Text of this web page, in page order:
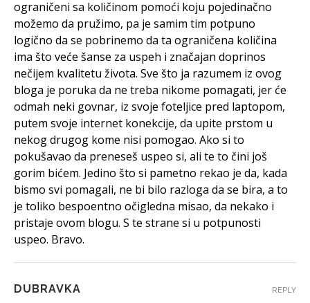
ograničeni sa količinom pomoći koju pojedinačno
možemo da pružimo, pa je samim tim potpuno
logično da se pobrinemo da ta ograničena količina
ima što veće šanse za uspeh i značajan doprinos
nečijem kvalitetu života. Sve što ja razumem iz ovog
bloga je poruka da ne treba nikome pomagati, jer će
odmah neki govnar, iz svoje foteljice pred laptopom,
putem svoje internet konekcije, da upite prstom u
nekog drugog kome nisi pomogao. Ako si to
pokušavao da preneseš uspeo si, ali te to čini još
gorim bićem. Jedino što si pametno rekao je da, kada
bismo svi pomagali, ne bi bilo razloga da se bira, a to
je toliko bespoentno očigledna misao, da nekako i
pristaje ovom blogu. S te strane si u potpunosti
uspeo. Bravo.
DUBRAVKA REPLY